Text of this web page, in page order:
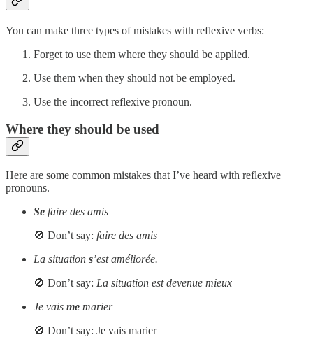
You can make three types of mistakes with reflexive verbs:
Forget to use them where they should be applied.
Use them when they should not be employed.
Use the incorrect reflexive pronoun.
Where they should be used
Here are some common mistakes that I’ve heard with reflexive
pronouns.
Se faire des amis
🚫 Don’t say: faire des amis
La situation s’est améliorée.
🚫 Don’t say: La situation est devenue mieux
Je vais me marier
🚫 Don’t say: Je vais marier